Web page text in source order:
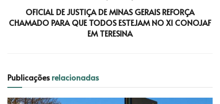
OFICIAL DE JUSTIÇA DE MINAS GERAIS REFORÇA
CHAMADO PARA QUE TODOS ESTEJAM NO XI CONOJAF
EM TERESINA
Publicaçõesrelacionadas